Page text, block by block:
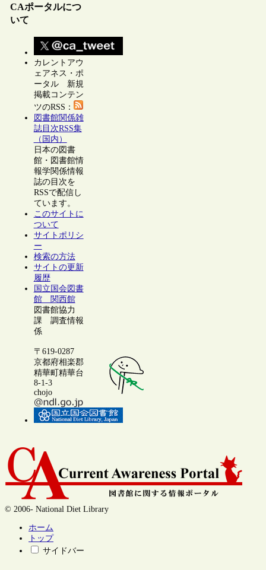
CAポータルにつ
いて
カレントアウ
ェアネス・ポ
ータル 新規
掲載コンテン
ツのRSS：
図書館関係雑
誌目次RSS集
（国内）
日本の図書
館・図書館情
報学関係情報
誌の目次を
RSSで配信し
ています。
このサイトに
ついて
サイトポリシ
ー
検索の方法
サイトの更新
履歴
国立国会図書
館 関西館
図書館協力
課 調査情報
係
〒619-0287
京都府相楽郡
精華町精華台
8-1-3
chojo
© 2006- National Diet Library
ホーム
トップ
サイドバー